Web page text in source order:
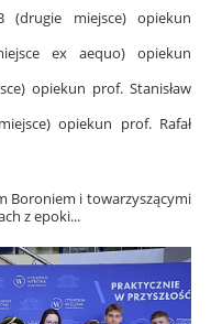
miejsce) opiekun
ex aequo) opiekun
opiekun prof. Stanisław
opiekun prof. Rafał
Boroniem i towarzyszącymi
z epoki...